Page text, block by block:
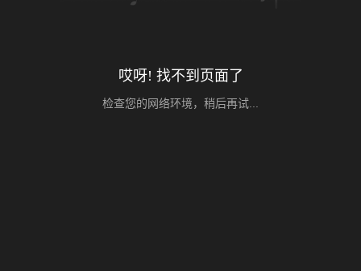
哎呀! 找不到页面了
检查您的网络环境，稍后再试...